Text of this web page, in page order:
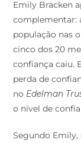
complementar:
população nas
cinco dos 20
confiança caiu.
perda de
noEdelman
o nível de
sendo